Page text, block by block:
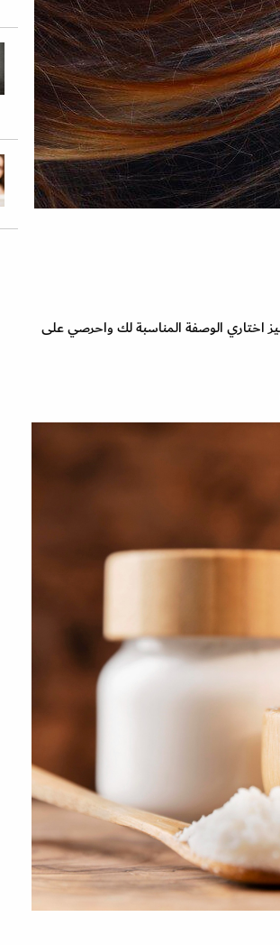
اختاري الوصفة المناسبة لك واحرصي على